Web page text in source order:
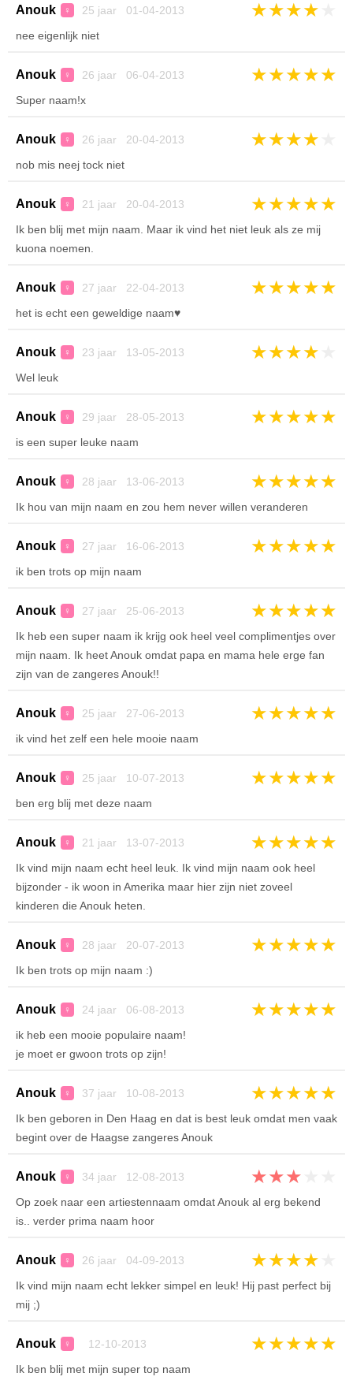
Anouk ♀ 25 jaar 01-04-2013 ★★★★
nee eigenlijk niet
Anouk ♀ 26 jaar 06-04-2013 ★★★★★
Super naam!x
Anouk ♀ 26 jaar 20-04-2013 ★★★★
nob mis neej tock niet
Anouk ♀ 21 jaar 20-04-2013 ★★★★★
Ik ben blij met mijn naam. Maar ik vind het niet leuk als ze mij
kuona noemen.
Anouk ♀ 27 jaar 22-04-2013 ★★★★★
het is echt een geweldige naam♥
Anouk ♀ 23 jaar 13-05-2013 ★★★★
Wel leuk
Anouk ♀ 29 jaar 28-05-2013 ★★★★★
is een super leuke naam
Anouk ♀ 28 jaar 13-06-2013 ★★★★★
Ik hou van mijn naam en zou hem never willen veranderen
Anouk ♀ 27 jaar 16-06-2013 ★★★★★
ik ben trots op mijn naam
Anouk ♀ 27 jaar 25-06-2013 ★★★★★
Ik heb een super naam ik krijg ook heel veel complimentjes over
mijn naam. Ik heet Anouk omdat papa en mama hele erge fan
zijn van de zangeres Anouk!!
Anouk ♀ 25 jaar 27-06-2013 ★★★★★
ik vind het zelf een hele mooie naam
Anouk ♀ 25 jaar 10-07-2013 ★★★★★
ben erg blij met deze naam
Anouk ♀ 21 jaar 13-07-2013 ★★★★★
Ik vind mijn naam echt heel leuk. Ik vind mijn naam ook heel
bijzonder - ik woon in Amerika maar hier zijn niet zoveel
kinderen die Anouk heten.
Anouk ♀ 28 jaar 20-07-2013 ★★★★★
Ik ben trots op mijn naam :)
Anouk ♀ 24 jaar 06-08-2013 ★★★★★
ik heb een mooie populaire naam!
je moet er gwoon trots op zijn!
Anouk ♀ 37 jaar 10-08-2013 ★★★★★
Ik ben geboren in Den Haag en dat is best leuk omdat men vaak
begint over de Haagse zangeres Anouk
Anouk ♀ 34 jaar 12-08-2013 ★★★
Op zoek naar een artiestennaam omdat Anouk al erg bekend
is.. verder prima naam hoor
Anouk ♀ 26 jaar 04-09-2013 ★★★★
Ik vind mijn naam echt lekker simpel en leuk! Hij past perfect bij
mij ;)
Anouk ♀ 12-10-2013 ★★★★★
Ik ben blij met mijn super top naam